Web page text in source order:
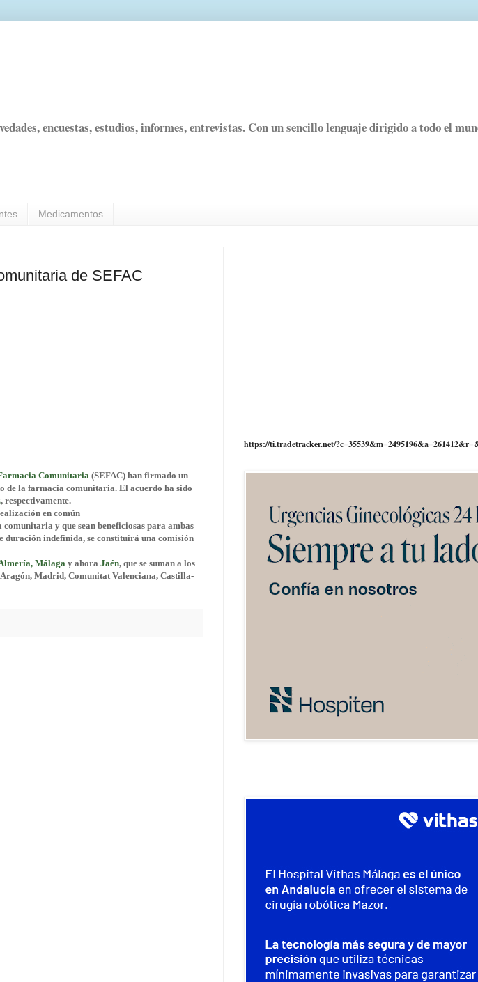
encuestas, estudios, informes, entrevistas. Con un sencillo lenguaje dirigido a todo el
Medicamentos
de SEFAC
Comunitaria(SEFAC) han firmado un
de la farmacia comunitaria. El acuerdo ha sido
, respectivamente.
en común
y que sean beneficiosas para ambas
duración indefinida, se constituirá una comisión
Málagay ahora Jaén, que se suman a los
Madrid, Comunitat Valenciana, Castilla-
https://ti.tradetracker.net/